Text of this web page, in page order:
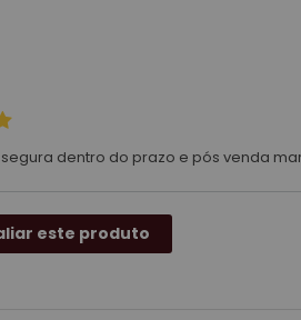
dentro do prazo e pós venda
este produto